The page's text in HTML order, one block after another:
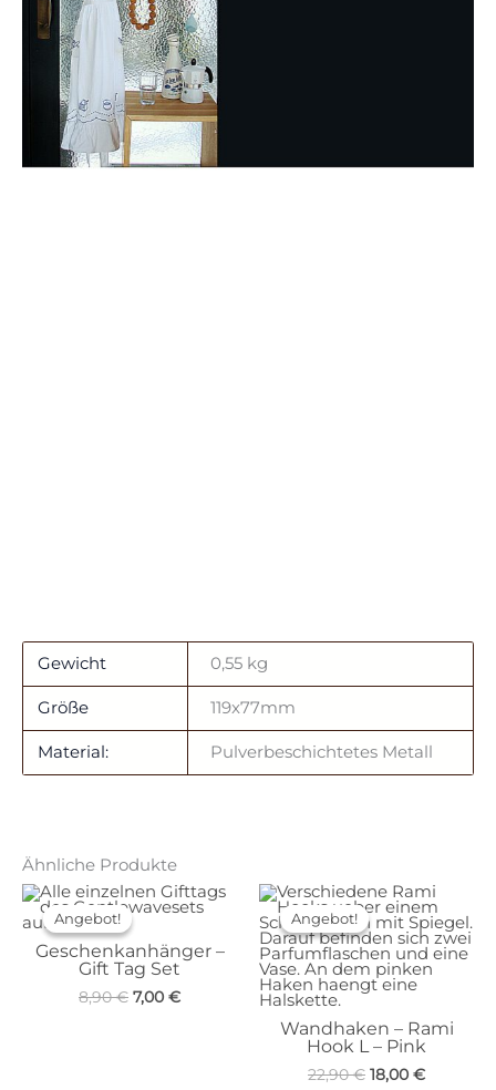
Gewicht 0,55 kg
Größe 119x77mm
Material: Pulverbeschichtetes Metall
Ähnliche Produkte
Angebot!
Angebot!
Geschenkanhänger –
Gift Tag Set
8,90€ Ursprünglicher
7,00 €Aktueller
Angebot!
Angebot!
Wandhaken – Rami
Hook L – Pink
22,90€ Ursprünglicher
18,00 €Aktueller